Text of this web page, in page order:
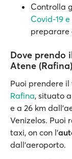
Controlla
Covid-19
preparare
Dove prendo
Atene
Puoi prendere
Rafina, situato
e a 26 km
Venizelos. Puoi
taxi, on con l’
dall'aeroporto.